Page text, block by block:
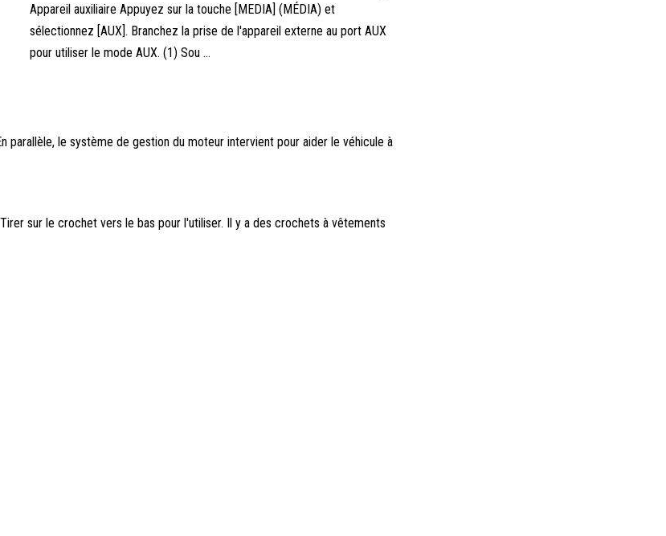
Appareil auxiliaire Appuyez sur la touche [MEDIA] (MÉDIA) et
sélectionnez [AUX]. Branchez la prise de l'appareil externe au port AUX
pour utiliser le mode AUX. (1) Sou ...
parallèle, le système de gestion du moteur intervient pour aider le véhicule à
sur le crochet vers le bas pour l'utiliser. Il y a des crochets à vêtements